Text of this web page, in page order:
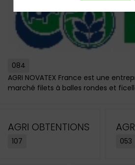
084
AGRI NOVATEX France est une
marché filets à balles rondes et
AGRI OBTENTIONS
107 053